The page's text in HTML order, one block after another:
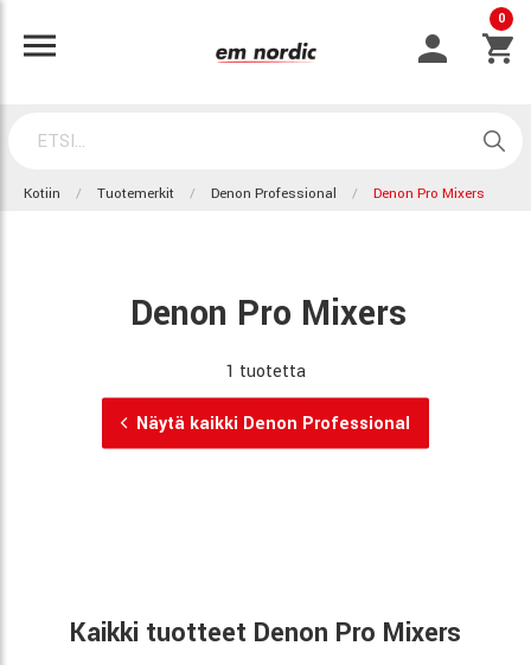
0
Kotiin Tuotemerkit Denon Professional Denon Pro Mixers
Denon Pro Mixers
1 tuotetta
Näytä kaikki Denon Professional
Kaikki tuotteet Denon Pro Mixers